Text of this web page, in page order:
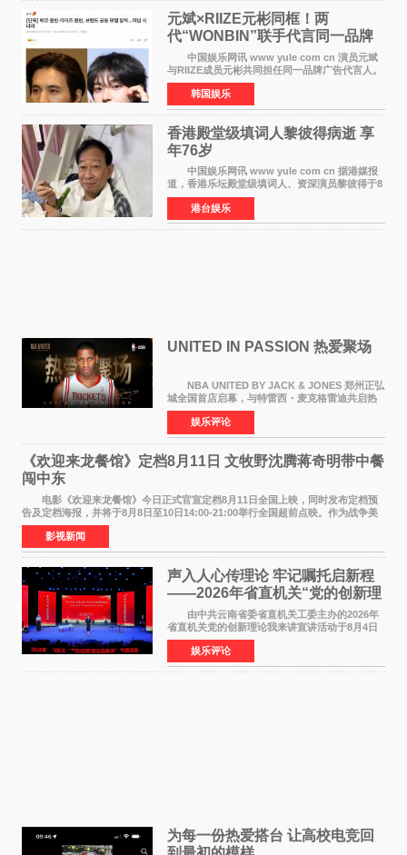
元斌×RIIZE元彬同框！两
代“WONBIN”联手代言同一品牌
颜值天花板合体
中国娱乐网讯 www yule com cn 演员元斌
与RIIZE成员元彬共同担任同一品牌广告代言人。
6日据独家报道，继演员元斌之后，RIIZE元彬最
近也被选为某在线中介平台A公司的共同广告代言
人，两人将作
韩国娱乐
香港殿堂级填词人黎彼得病逝 享
年76岁​
中国娱乐网讯 www yule com cn 据港媒报
道，香港乐坛殿堂级填词人、资深演员黎彼得于8
月5日上午因病离世，终年76岁。好友钟志光透
露，黎彼得今年3月中风后便卧床休养，身体机能
持续衰退，最
港台娱乐
UNITED IN PASSION 热爱聚场
NBA UNITED BY JACK & JONES 郑州正弘
城全国首店启幕，与特雷西・麦克格雷迪共启热
爱 2026 年7 月21 日，
NBAUNITEDBYJACK&JONES 全国首店，于郑
州正弘城正式启幕。NBA 传奇球星
娱乐评论
《欢迎来龙餐馆》定档8月11日 文牧野沈腾蒋奇明带中餐
闯中东
电影《欢迎来龙餐馆》今日正式官宣定档8月11日全国上映，同时发布定档预
告及定档海报，并将于8月8日至10日14:00-21:00举行全国超前点映。作为战争美
食大片，影片讲述的是中国厨师徐福（沈腾
影视新闻
声入人心传理论 牢记嘱托启新程
——2026年省直机关“党的创新理
论我来讲”宣讲活动圆满落幕
由中共云南省委省直机关工委主办的2026年
省直机关党的创新理论我来讲宣讲活动于8月4日
至5日在昆明举办。活动以 "牢记嘱托 感恩奋进
开创云南发展新局面 "为主题，坚持以新时代中国
特色社会主义
娱乐评论
为每一份热爱搭台 让高校电竞回